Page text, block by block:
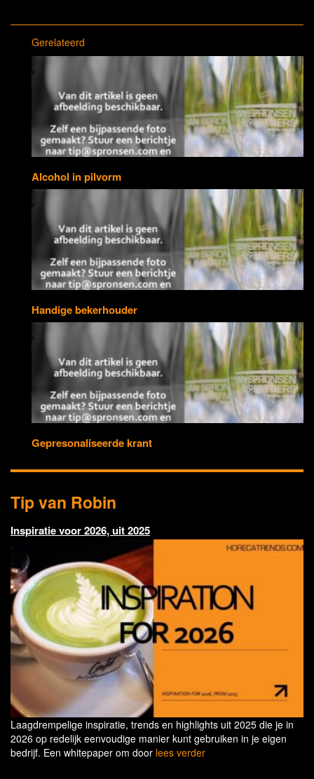
Gerelateerd
Alcohol in pilvorm
Handige bekerhouder
Gepresonaliseerde krant
Tip van Robin
Inspiratie voor 2026, uit 2025
Laagdrempelige inspiratie, trends en highlights uit 2025 die je in
2026 op redelijk eenvoudige manier kunt gebruiken in je eigen
bedrijf. Een whitepaper om door lees verder